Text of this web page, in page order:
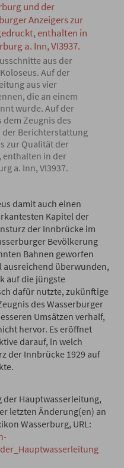
aus der
Auf der
aus vier
die an einem
wurde. Auf der
dem Zeugnis des
der Berichterstattung
zur Qualität der
enthalten in der
a. Inn, VI3937.
damit auch einen
Kapitel der
der Innbrücke im
Bevölkerung
Bahnen geworfen
ausreichend überwunden,
auf die jüngste
dafür nutzte, zukünftige
des Wasserburger
Umsätzen verhalf,
hervor. Es eröffnet
darauf, in welch
der Innbrücke 1929 auf
Hauptwasserleitung,
letzten Änderung(en) an
Wasserburg, URL: